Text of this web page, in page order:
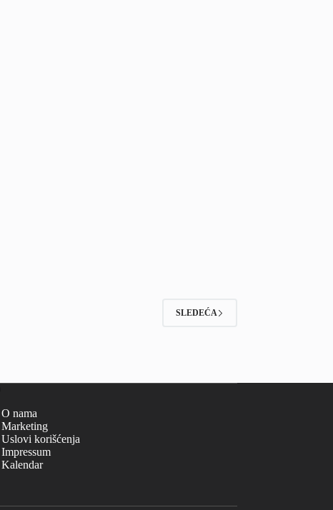
SLEDEĆA
O nama
Marketing
Uslovi korišćenja
Impressum
Kalendar